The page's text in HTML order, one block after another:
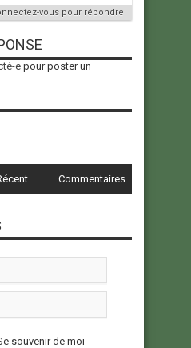
vous pour répondre
epour poster un
Commentaires
souvenir de moi